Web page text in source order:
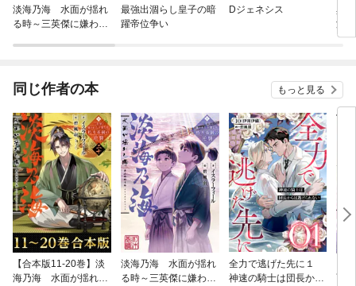
淡海乃海 水面が揺れ
る時～三英傑に嫌われ
最強出涸らし皇子の暗
躍帝位争い
Dジェネシス
異
浄
同じ作者の本 もっと見る
【合本版11-20巻】淡
海乃海 水面が揺れる
淡海乃海 水面が揺れ
る時～三英傑に嫌われ
全力で逃げた先に１
神速の騎士は団長から
面